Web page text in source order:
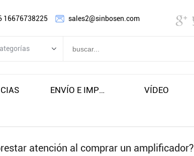
16676738225 sales2@sinbosen.com
FP ENVÍO E IMPUESTOS GRATUITOS VÍDEO
atención al comprar un amplificador?